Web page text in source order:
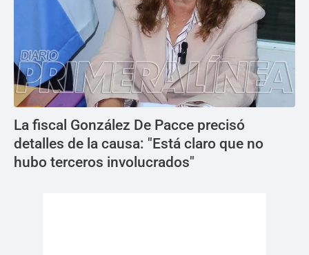
La fiscal González De Pacce precisó
detalles de la causa: "Está claro que no
hubo terceros involucrados"